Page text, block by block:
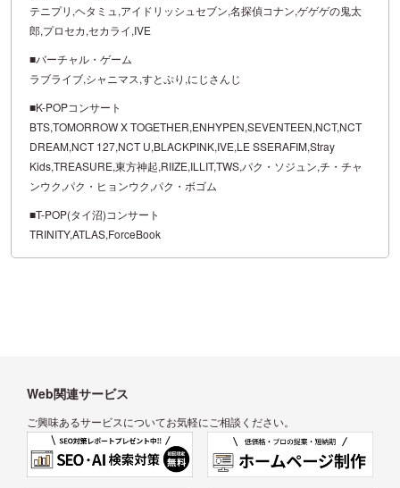
テニプリ,ヘタミュ,アイドリッシュセブン,名探偵コナン,ゲゲゲの鬼太
郎,プロセカ,セカライ,IVE
■バーチャル・ゲーム
ラブライブ,シャニマス,すとぷり,にじさんじ
■K-POPコンサート
BTS,TOMORROW X TOGETHER,ENHYPEN,SEVENTEEN,NCT,NCT
DREAM,NCT 127,NCT U,BLACKPINK,IVE,LE SSERAFIM,Stray
Kids,TREASURE,東方神起,RIIZE,ILLIT,TWS,パク・ソジュン,チ・チャ
ンウク,パク・ヒョンウク,パク・ボゴム
■T-POP(タイ沼)コンサート
TRINITY,ATLAS,ForceBook
Web関連サービス
ご興味あるサービスについてお気軽にご相談ください。